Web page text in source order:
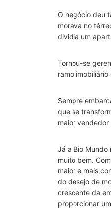
O negócio deu
morava no
dividia um
Tornou-se
ramo imobiliário
Sempre
que se
maior vendedor
Já a Bio Mundo
muito bem.
maior e mais
do desejo de
crescente da
proporcionar